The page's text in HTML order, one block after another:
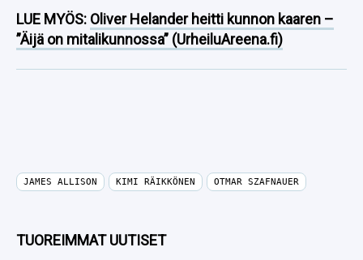
LUE MYÖS: Oliver Helander heitti kunnon kaaren –
”Äijä on mitalikunnossa” (UrheiluAreena.fi)
JAMES ALLISON KIMI RÄIKKÖNEN OTMAR SZAFNAUER
TUOREIMMAT UUTISET